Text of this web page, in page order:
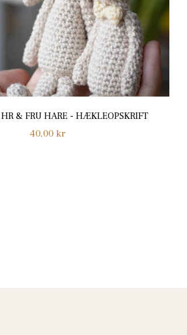
& FRU HARE - HÆKLEOPSKRIFT
Normalpris
40,00 kr